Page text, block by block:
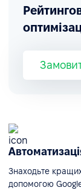
Знаходьте
допомогою